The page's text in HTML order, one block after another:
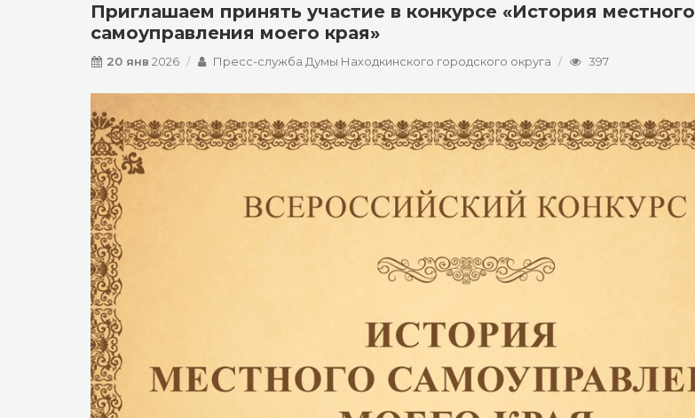
Приглашаем принять участие в конкурсе «История местного
самоуправления моего края»
20 янв 2026 Пресс-служба Думы Находкинского городского округа 397